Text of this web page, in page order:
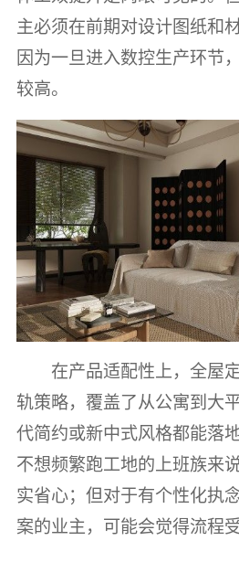
主必须在前期对设计图纸和
因为一旦进入数控生产环节
较高。
在产品适配性上，全屋
轨策略，覆盖了从公寓到大
代简约或新中式风格都能落
不想频繁跑工地的上班族来
实省心；但对于有个性化执
案的业主，可能会觉得流程受